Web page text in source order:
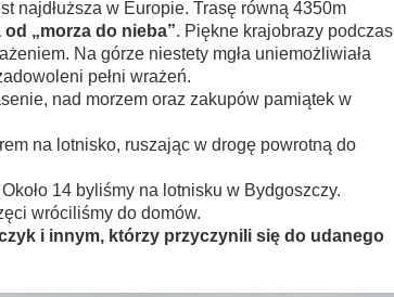
najdłuższa w Europie. Trasę równą 4350m
od „morza do nieba”. Piękne krajobrazy podczas
Na górze niestety mgła uniemożliwiała
pełni wrażeń.
nad morzem oraz zakupów pamiątek w
na lotnisko, ruszając w drogę powrotną do
14 byliśmy na lotnisku w Bydgoszczy.
wróciliśmy do domów.
i innym, którzy przyczynili się do udanego